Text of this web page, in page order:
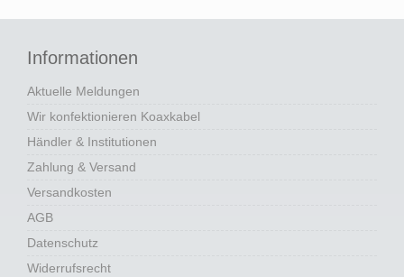
Informationen
Aktuelle Meldungen
Wir konfektionieren Koaxkabel
Händler & Institutionen
Zahlung & Versand
Versandkosten
AGB
Datenschutz
Widerrufsrecht